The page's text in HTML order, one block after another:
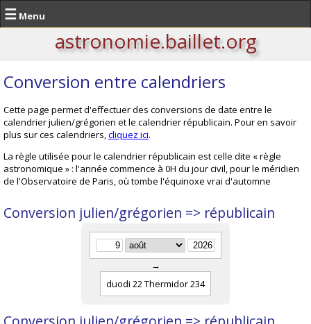
☰ Menu
astronomie.baillet.org
Conversion entre calendriers
Cette page permet d'effectuer des conversions de date entre le
calendrier julien/grégorien et le calendrier républicain. Pour en savoir
plus sur ces calendriers,cliquez ici.
La règle utilisée pour le calendrier républicain est celle dite « règle
astronomique » : l'année commence à 0H du jour civil, pour le méridien
de l'Observatoire de Paris, où tombe l'équinoxe vrai d'automne
Conversion julien/grégorien => républicain
→
duodi 22 Thermidor 234